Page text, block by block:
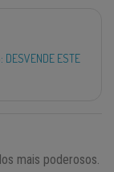
DESVENDE ESTE
mais poderosos.